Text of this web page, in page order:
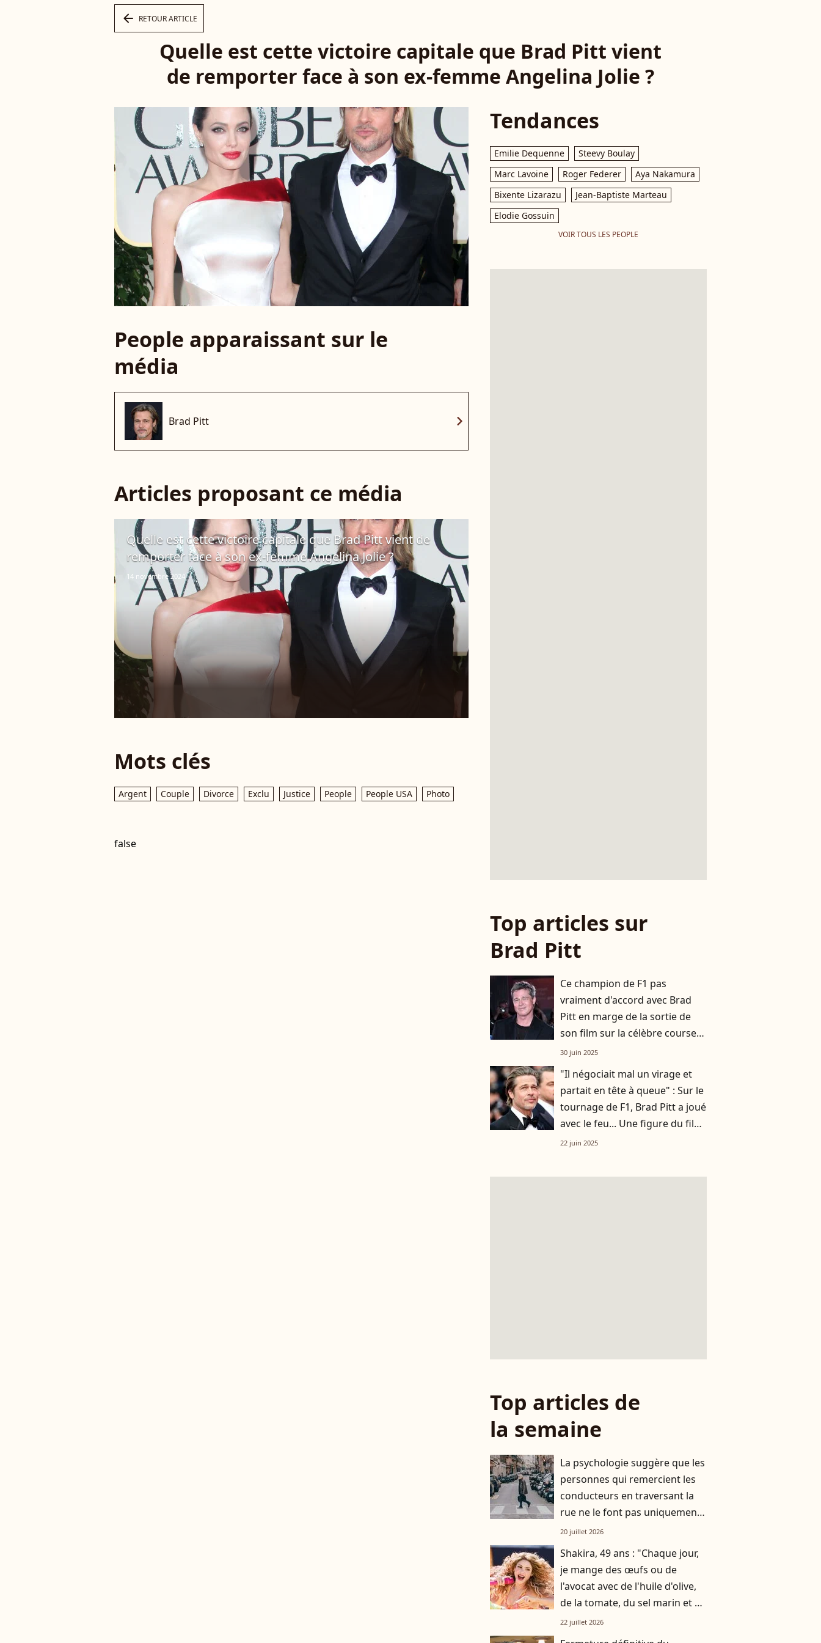
arrow_left RETOUR ARTICLE
Quelle est cette victoire capitale que Brad Pitt vient
de remporter face à son ex-femme Angelina Jolie ?
People apparaissant sur le
média
Brad Pitt chevron_right
Articles proposant ce média
Quelle est cette victoire capitale que Brad Pitt vient de
remporter face à son ex-femme Angelina Jolie ?
14 novembre 2024
Mots clés
Argent Couple Divorce Exclu Justice People People USA Photo
false
Tendances
Emilie Dequenne
Steevy Boulay
Marc Lavoine
Roger Federer
Aya Nakamura
Bixente Lizarazu
Jean-Baptiste Marteau
Elodie Gossuin
VOIR TOUS LES PEOPLE
Top articles sur
Brad Pitt
Ce champion de F1 pas
vraiment d'accord avec Brad
Pitt en marge de la sortie de
son film sur la célèbre course
automobile
30 juin 2025
"Il négociait mal un virage et
partait en tête à queue" : Sur le
tournage de F1, Brad Pitt a joué
avec le feu... Une figure du film
s'en souvient encore
22 juin 2025
Top articles de
la semaine
La psychologie suggère que les
personnes qui remercient les
conducteurs en traversant la
rue ne le font pas uniquement
par gratitude
20 juillet 2026
Shakira, 49 ans : "Chaque jour,
je mange des œufs ou de
l'avocat avec de l'huile d'olive,
de la tomate, du sel marin et un
smoothie"
22 juillet 2026